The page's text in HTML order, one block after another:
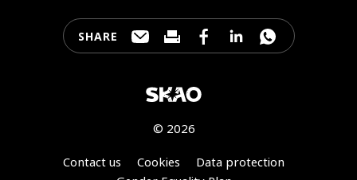
SHARE Share this page through e-mail
Print this page
Share this page on
Share this page on
Share this
© 2026
Footer
Contact us Cookies
Data protection